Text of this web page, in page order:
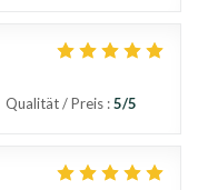
Qualität / Preis :5/5